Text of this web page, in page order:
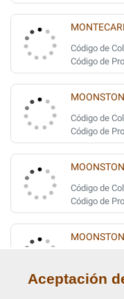
Código de
Código de
Código de
Código de
Código de
Código de
Código de
Aceptación